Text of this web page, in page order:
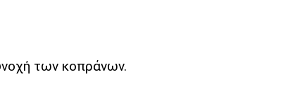
των κοπράνων.